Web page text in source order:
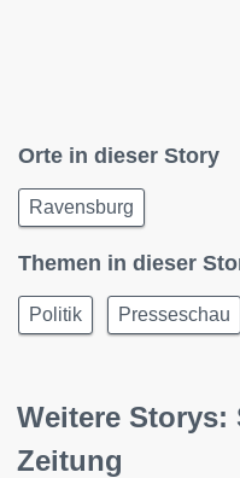
Orte in dieser Story
Ravensburg
Themen in dieser
Politik Presseschau
Weitere Storys:
Zeitung